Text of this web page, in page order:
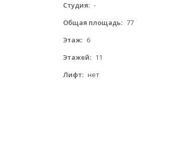
Студия: -
Общая площадь: 77
Этаж: 6
Этажей: 11
Лифт: нет